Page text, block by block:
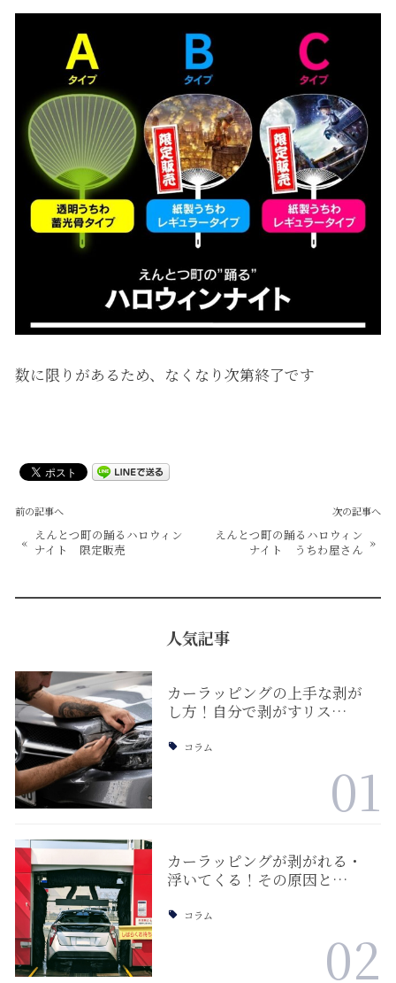
数に限りがあるため、なくなり次第終了です
前の記事へ
« えんとつ町の踊るハロウィン
ナイト 限定販売
次の記事へ
えんとつ町の踊るハロウィン
ナイト うちわ屋さん »
人気記事
カーラッピングの上手な剥が
し方！自分で剥がすリス…
コラム
01
カーラッピングが剥がれる・
浮いてくる！その原因と…
コラム
02